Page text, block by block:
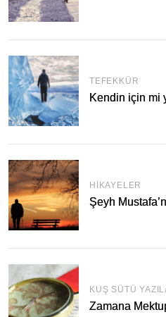
TEFEKKÜR
Kendin için mi
HIKAYELER
Şeyh
KUŞ SÜTÜ
Zamana